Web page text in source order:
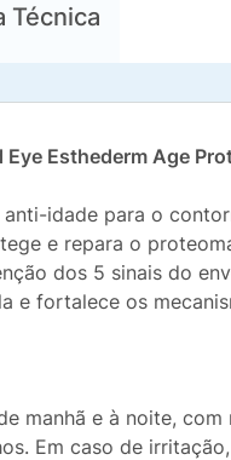
Técnica
Eye Esthederm Age
anti-idade para o
e repara o
dos 5 sinais do
e fortalece os
manhã e à noite,
Em caso de